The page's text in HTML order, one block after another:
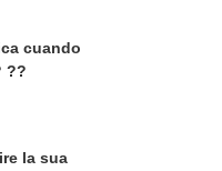
cuando
??
la sua